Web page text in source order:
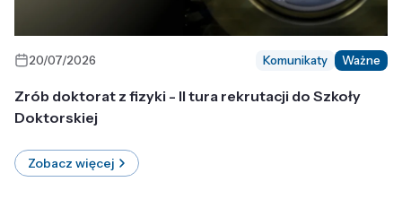
20/07/2026 Komunikaty Ważne
Zrób doktorat z fizyki - II tura rekrutacji do Szkoły
Doktorskiej
Zobacz więcej